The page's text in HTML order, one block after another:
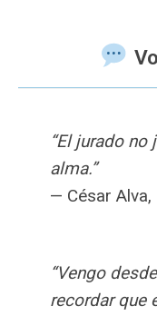
“El jurado
alma.”
— César
“Vengo
recordar que